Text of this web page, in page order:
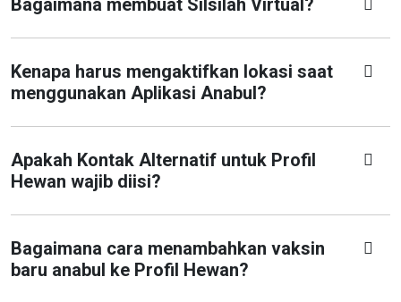
Bagaimana membuat Silsilah Virtual?
Kenapa harus mengaktifkan lokasi saat
menggunakan Aplikasi Anabul?
Apakah Kontak Alternatif untuk Profil
Hewan wajib diisi?
Bagaimana cara menambahkan vaksin
baru anabul ke Profil Hewan?